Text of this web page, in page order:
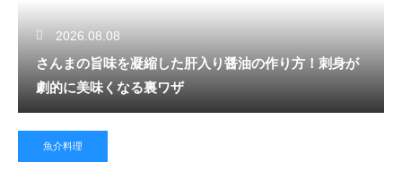
2026.08.08
さんまの旨味を凝縮した肝入り醤油の作り方！刺身が
劇的に美味くなる裏ワザ
魚介料理